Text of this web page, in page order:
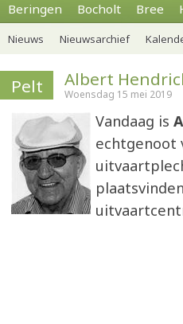
Beringen Bocholt Bree
Nieuws Nieuwsarchief
Pelt Albert
Woensdag 15 mei 2019
Vandaag is
echtgenoot